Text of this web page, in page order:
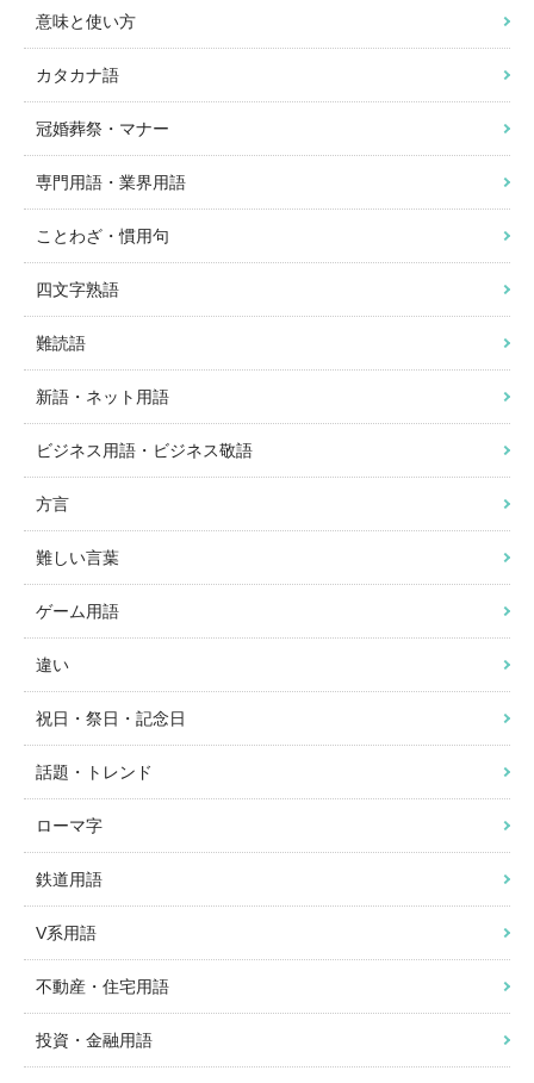
意味と使い方
カタカナ語
冠婚葬祭・マナー
専門用語・業界用語
ことわざ・慣用句
四文字熟語
難読語
新語・ネット用語
ビジネス用語・ビジネス敬語
方言
難しい言葉
ゲーム用語
違い
祝日・祭日・記念日
話題・トレンド
ローマ字
鉄道用語
V系用語
不動産・住宅用語
投資・金融用語